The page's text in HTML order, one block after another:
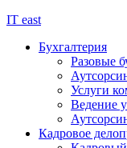
IT east
Бухгалтерия
Разовые
Услуги
Ведение
Кадровое